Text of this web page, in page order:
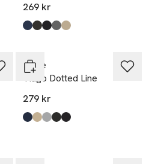
269 kr
Produkten finns i färgerna:
Royal Blue,
Brown,
Black,
Light Greymel
Pebble Mel
Falke
Tiago Dotted Line
279 kr
Produkten finns i färgerna:
Space Blue,
Silk,
Silver,
Brown,
Black,